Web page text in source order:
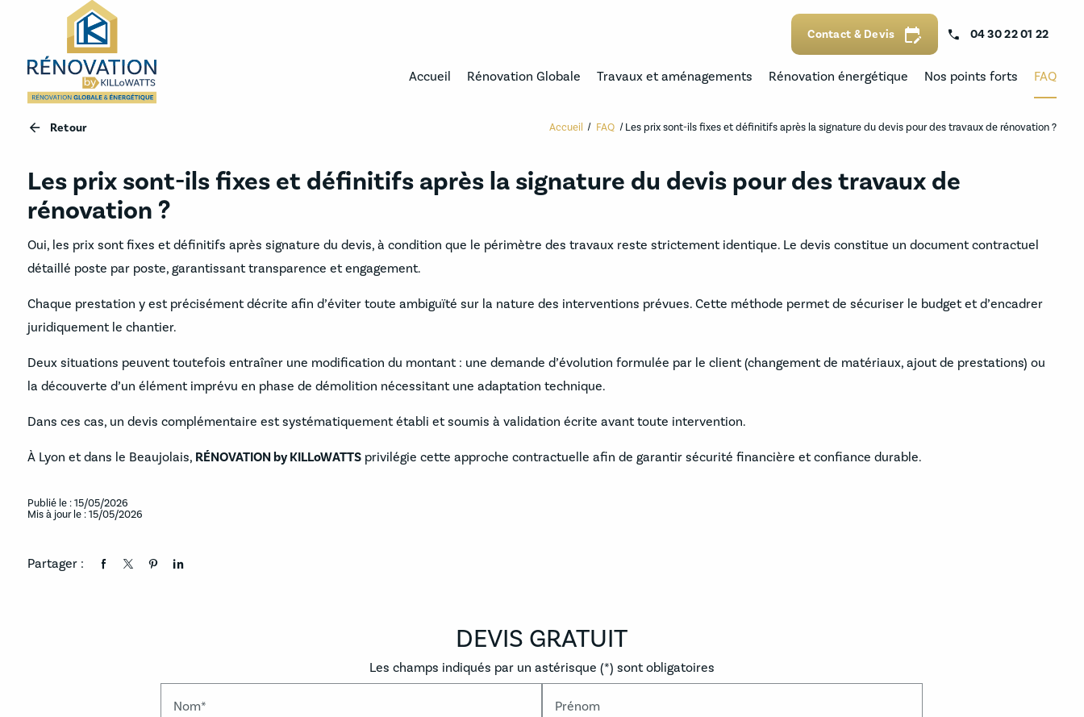
Contact & Devis edit_calendar 04 30 22 01 22
Accueil Rénovation Globale Travaux et aménagements Rénovation énergétique Nos points forts FAQ
Accueil FAQ Les prix sont-ils fixes et définitifs après la signature du devis pour des travaux de rénovation ?
Retour
Les prix sont-ils fixes et définitifs après la signature du devis pour des travaux de
rénovation ?
Oui, les prix sont fixes et définitifs après signature du devis, à condition que le périmètre des travaux reste strictement identique. Le devis constitue un document contractuel
détaillé poste par poste, garantissant transparence et engagement.
Chaque prestation y est précisément décrite afin d’éviter toute ambiguïté sur la nature des interventions prévues. Cette méthode permet de sécuriser le budget et d’encadrer
juridiquement le chantier.
Deux situations peuvent toutefois entraîner une modification du montant : une demande d’évolution formulée par le client (changement de matériaux, ajout de prestations) ou
la découverte d’un élément imprévu en phase de démolition nécessitant une adaptation technique.
Dans ces cas, un devis complémentaire est systématiquement établi et soumis à validation écrite avant toute intervention.
À Lyon et dans le Beaujolais, RÉNOVATION by KILLoWATTSprivilégie cette approche contractuelle afin de garantir sécurité financière et confiance durable.
Publié le : 15/05/2026
Mis à jour le : 15/05/2026
Partager :
DEVIS GRATUIT
Les champs indiqués par un astérisque (*) sont obligatoires
Nom* Prénom
Panneau de gestion des cookies